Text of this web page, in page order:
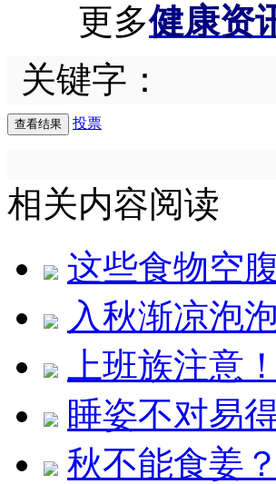
更多健康资
关键字：
投票
相关内容阅读
这些食物空
入秋渐凉泡
上班族注意
睡姿不对易
秋不能食姜